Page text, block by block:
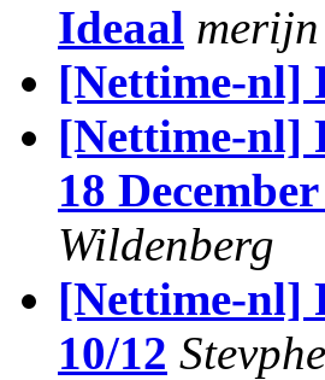
Ideaal merijn
[Nettime-nl]
[Nettime-nl]
18
Wildenberg
[Nettime-nl]
10/12